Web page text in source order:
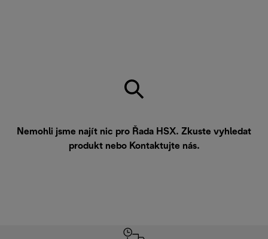
Nemohli jsme najít nic pro Řada HSX. Zkuste vyhledat
produkt nebo Kontaktujte nás.